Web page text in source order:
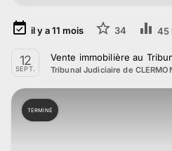
il y a11 mois 34 45
12
SEPT.
Vente immobilière au
Tribunal Judiciaire de
TERMINÉ